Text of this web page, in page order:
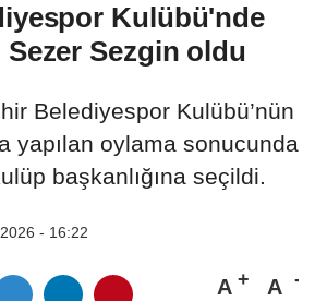
Kulübü'nde
Sezgin oldu
Belediyespor Kulübü’nün
yapılan oylama sonucunda
başkanlığına seçildi.
- 16:22
A A